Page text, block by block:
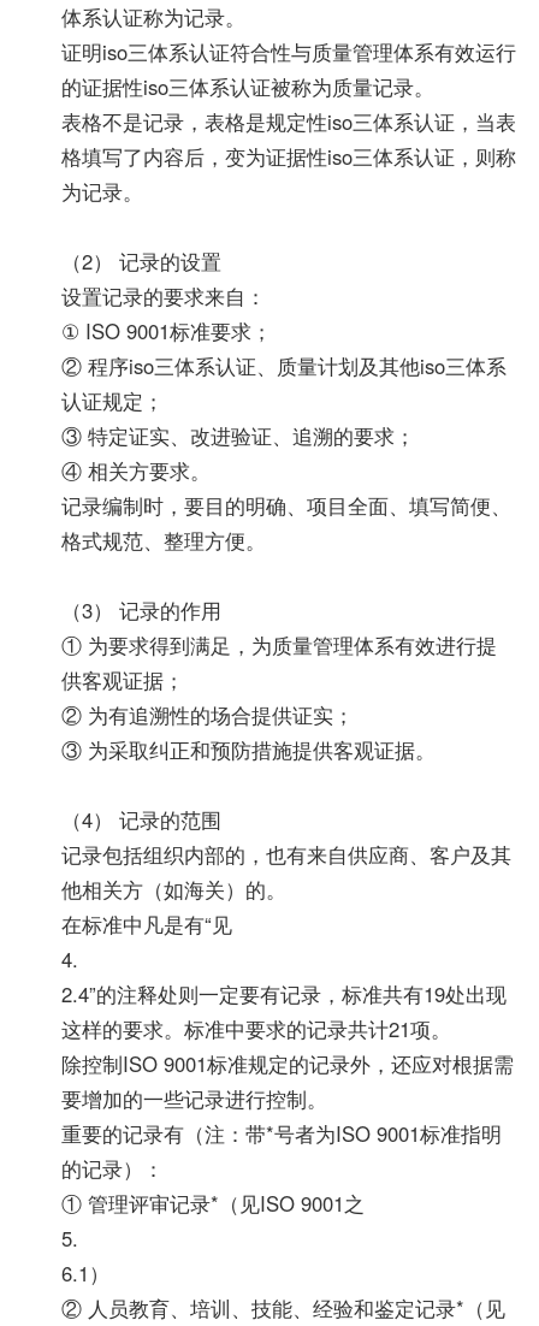
体系认证称为记录。
证明iso三体系认证符合性与质量管理体系有效运行
的证据性iso三体系认证被称为质量记录。
表格不是记录，表格是规定性iso三体系认证，当表
格填写了内容后，变为证据性iso三体系认证，则称
为记录。
（2） 记录的设置
设置记录的要求来自：
① ISO 9001标准要求；
② 程序iso三体系认证、质量计划及其他iso三体系
认证规定；
③ 特定证实、改进验证、追溯的要求；
④ 相关方要求。
记录编制时，要目的明确、项目全面、填写简便、
格式规范、整理方便。
（3） 记录的作用
① 为要求得到满足，为质量管理体系有效进行提
供客观证据；
② 为有追溯性的场合提供证实；
③ 为采取纠正和预防措施提供客观证据。
（4） 记录的范围
记录包括组织内部的，也有来自供应商、客户及其
他相关方（如海关）的。
在标准中凡是有“见
4.
2.4”的注释处则一定要有记录，标准共有19处出现
这样的要求。标准中要求的记录共计21项。
除控制ISO 9001标准规定的记录外，还应对根据需
要增加的一些记录进行控制。
重要的记录有（注：带*号者为ISO 9001标准指明
的记录）：
① 管理评审记录*（见ISO 9001之
5.
6.1）
② 人员教育、培训、技能、经验和鉴定记录*（见